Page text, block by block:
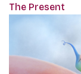
The Present